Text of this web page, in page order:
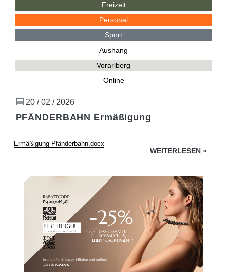
Freizeit
Personal
Sport
Aushang
Vorarlberg
Online
20 / 02 / 2026
PFÄNDERBAHN Ermäßigung
Ermäßigung Pfänderbahn.docx
WEITERLESEN »